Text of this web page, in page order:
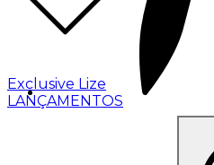
Exclusive Lize
LANÇAMENTOS